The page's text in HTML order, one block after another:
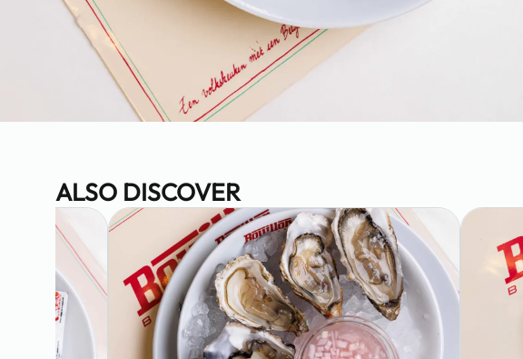
ALSO DISCOVER